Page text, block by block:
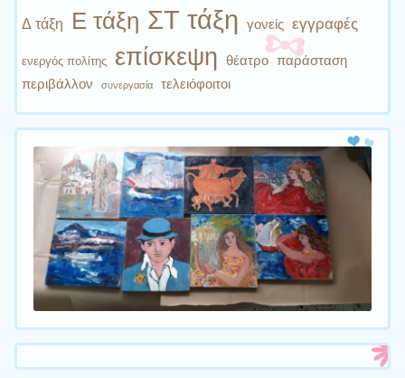
Δ τάξη Ε τάξη ΣΤ τάξη γονείς εγγραφές
ενεργός πολίτης επίσκεψη θέατρο παράσταση
περιβάλλον
συνεργασία τελειόφοιτοι